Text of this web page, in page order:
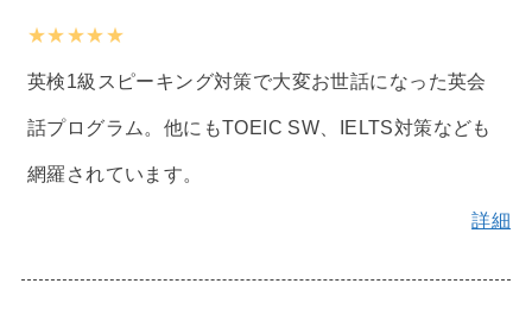
★★★★★
英検1級スピーキング対策で大変お世話になった英会
話プログラム。他にもTOEIC SW、IELTS対策なども
網羅されています。
詳細